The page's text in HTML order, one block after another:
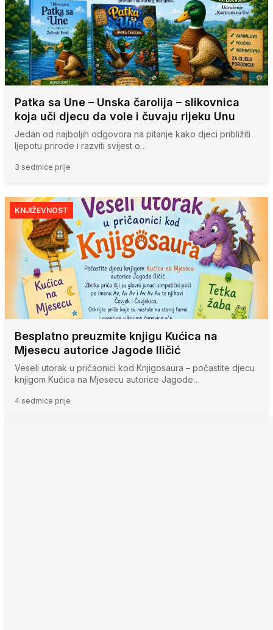
Patka sa Une – Unska čarolija – slikovnica
koja uči djecu da vole i čuvaju rijeku Unu
Jedan od najboljih odgovora na pitanje kako djeci približiti
ljepotu prirode i razviti svijest o…
3 sedmice prije
KNJIŽEVNOST
Besplatno preuzmite knjigu Kućica na
Mjesecu autorice Jagode Iličić
Veseli utorak u pričaonici kod Knjigosaura – počastite djecu
knjigom Kućica na Mjesecu autorice Jagode…
4 sedmice prije